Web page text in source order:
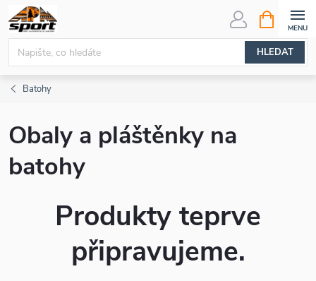
Přejít
na
obsah
HLEDAT
NÁKUPNÍ
KOŠÍK
Batohy
Obaly a pláštěnky na
batohy
Produkty teprve
připravujeme.